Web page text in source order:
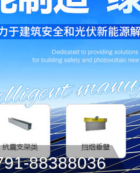
88388036